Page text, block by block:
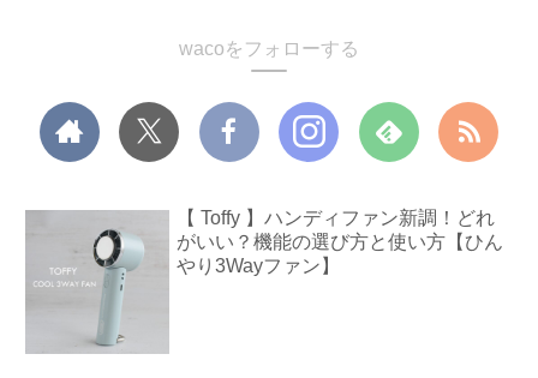
wacoをフォローする
【 Toffy 】ハンディファン新調！どれ
がいい？機能の選び方と使い方【ひん
やり3Wayファン】